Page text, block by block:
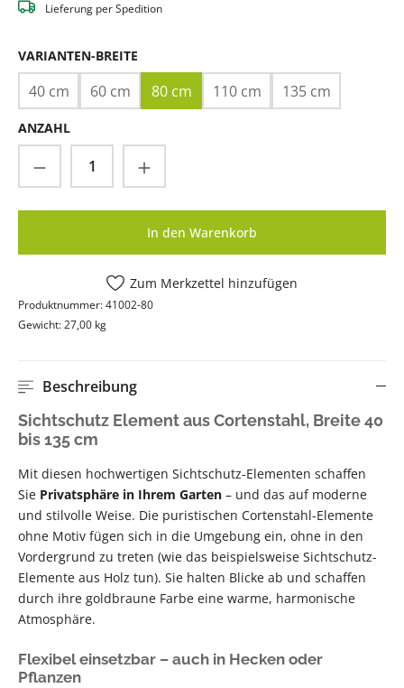
Lieferung per Spedition
VARIANTEN-BREITE
40 cm 60 cm 80 cm 110 cm 135 cm
ANZAHL
Produkt Anzahl: Gib den gewünschten
In den Warenkorb
Zum Merkzettel hinzufügen
Produktnummer:41002-80
Gewicht:27,00 kg
Beschreibung
Sichtschutz Element aus Cortenstahl, Breite 40
bis 135 cm
Mit diesen hochwertigen Sichtschutz-Elementen schaffen
Sie Privatsphäre in Ihrem Garten – und das auf moderne
und stilvolle Weise. Die puristischen Cortenstahl-Elemente
ohne Motiv fügen sich in die Umgebung ein, ohne in den
Vordergrund zu treten (wie das beispielsweise Sichtschutz-
Elemente aus Holz tun). Sie halten Blicke ab und schaffen
durch ihre goldbraune Farbe eine warme, harmonische
Atmosphäre.
Flexibel einsetzbar – auch in Hecken oder
Pflanzen